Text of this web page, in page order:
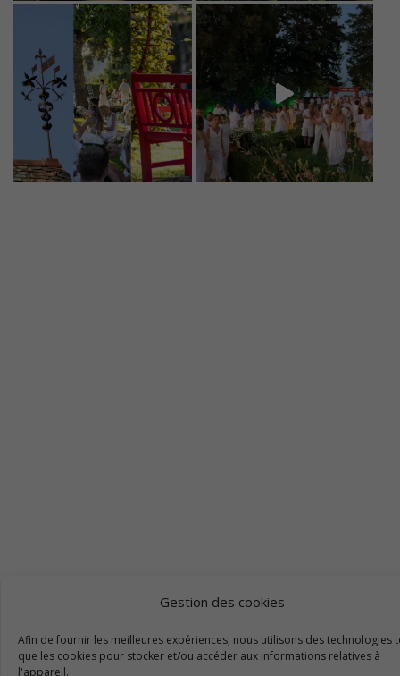
Gestion des cookies
Afin de fournir les meilleures expériences, nous utilisons des technologies
que les cookies pour stocker et/ou accéder aux informations relatives à
l'appareil.